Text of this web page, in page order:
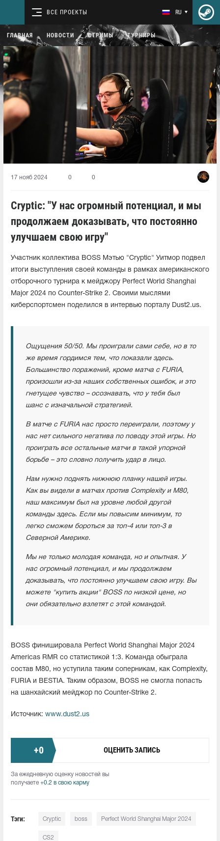
ВСЕ ПРОЕКТЫ RU
ГЛАВНАЯ НОВОСТИ СТРИМЫ ТУРНИРЫ
17 нояб 2024 0 0
Cryptic: "У нас огромный потенциал, и мы
продолжаем доказывать, что постоянно
улучшаем свою игру"
Участник коллектива BOSS Мэтью "Cryptic" Уитмор подвел
итоги выступления своей команды в рамках американского
отборочного турнира к мейджору Perfect World Shanghai
Major 2024 по Counter-Strike 2. Своими мыслями
киберспортсмен поделился в интервью порталу Dust2.us.
Ощущения 50/50. Мы проиграли сами себе, но в то
же время гордимся тем, что показали здесь.
Большинство поражений, кроме матча с FURIA,
произошли из-за наших собственных ошибок, и это
гнетущее чувство – осознавать, что у тебя был
шанс с изначальной стратегией.
В матче с FURIA нас просто переиграли, поэтому у
нас нет сильного негатива по поводу этой игры. Но
проиграть все остальные матчи в такой упорной
борьбе – это словно получить удар в лицо.
Нам нужно поднять нижнюю планку нашей игры.
Как вы видели в матчах против Complexity и M80,
наш максимум был на уровне любой другой
команды здесь. Если мы повысим минимум, то
легко сможем бороться за топ-4 или топ-3 в
Северной Америке.
Мы не только молодая команда, но и опытная. У
нас огромный потенциал, и мы продолжаем
доказывать, что постоянно улучшаем свою игру. Вы
можете "купить акции" BOSS по низкой цене, но
они обязательно взлетят с этой командой.
BOSS финишировала Perfect World Shanghai Major 2024
Americas RMR со статистикой 1:3. Команда обыграла
состав M80, но уступила таким соперникам, как Complexity,
FURIA и BESTIA. Таким образом, BOSS не смогла попасть
на шанхайский мейджор по Counter-Strike 2.
Источник: www.dust2.us
+0 ОЦЕНИТЬ ЗАПИСЬ
За ежедневную оценку новостей вы
получаете +0.2 в свою карму
Тэги: Cryptic boss Perfect World Shanghai Major 2024
CS2